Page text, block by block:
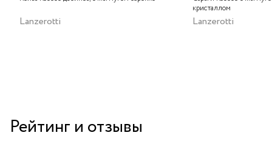
Lanzerotti
кристаллом
Lanzerotti
Рейтинг и отзывы